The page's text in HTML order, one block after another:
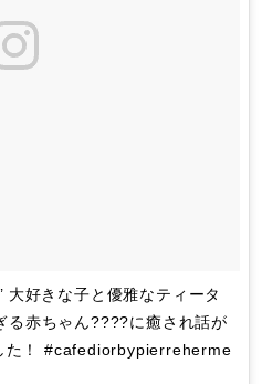
好きな子と優雅なティータ
赤ちゃん????に癒され話が
た！ #cafediorbypierreherme